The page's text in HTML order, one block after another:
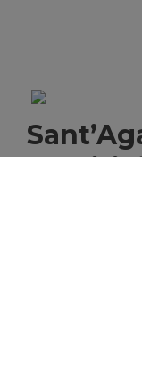
crediti